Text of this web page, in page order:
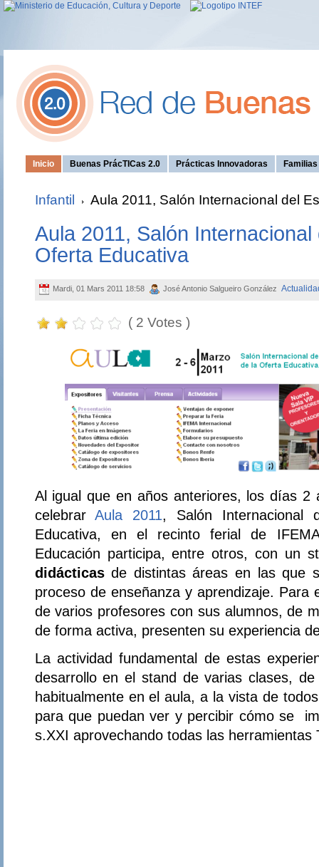
Inicio Buenas PrácTICas 2.0 Prácticas Innovadoras
Infantil Aula 2011, Salón Internacional del
Aula 2011, Salón
Oferta Educativa
Mardi, 01 Mars 2011 18:58 José Antonio Salgueiro González
( 2 Votes )
Al igual que en años anteriores, los días
celebrarAula 2011, Salón Internacional
Educativa, en el recinto ferial de
Educación participa, entre otros, con un
didácticasde distintas áreas en las que
proceso de enseñanza y aprendizaje. Para
de varios profesores con sus alumnos, de
de forma activa, presenten su experiencia
La actividad fundamental de estas
desarrollo en el stand de varias clases,
habitualmente en el aula, a la vista de
para que puedan ver y percibir cómo se
s.XXI aprovechando todas las herramientas